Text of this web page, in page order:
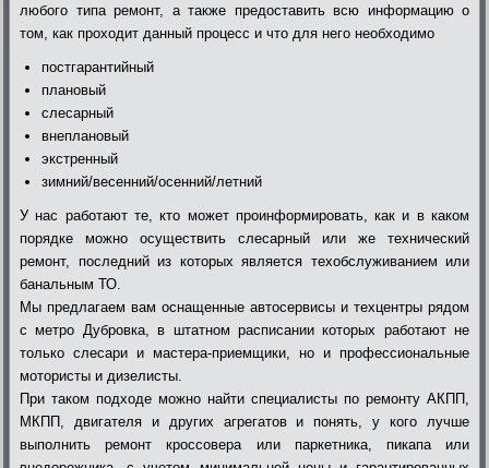
любого типа ремонт, а также предоставить всю информацию о
том, как проходит данный процесс и что для него необходимо
постгарантийный
плановый
слесарный
внеплановый
экстренный
зимний/весенний/осенний/летний
У нас работают те, кто может проинформировать, как и в каком
порядке можно осуществить слесарный или же технический
ремонт, последний из которых является техобслуживанием или
банальным ТО.
Мы предлагаем вам оснащенные автосервисы и техцентры рядом
с метро Дубровка, в штатном расписании которых работают не
только слесари и мастера-приемщики, но и профессиональные
мотористы и дизелисты.
При таком подходе можно найти специалисты по ремонту АКПП,
МКПП, двигателя и других агрегатов и понять, у кого лучше
выполнить ремонт кроссовера или паркетника, пикапа или